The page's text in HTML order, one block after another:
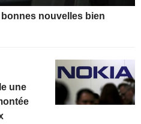
nouvelles bien
une